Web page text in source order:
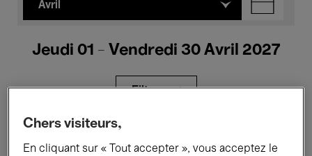
Avril
Jeudi 01 - Vendredi 30 Avril 2027
Filtres
Chers visiteurs,
En cliquant sur « Tout accepter », vous acceptez le